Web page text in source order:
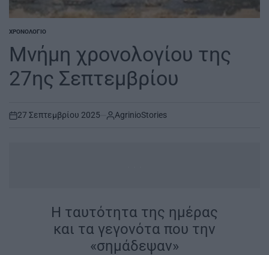
POSTED
ΧΡΟΝΟΛΌΓΙΟ
Μνήμη χρονολογίου της
27ης Σεπτεμβρίου
on
27 Σεπτεμβρίου 2025 AgrinioStories
Η ταυτότητα της ημέρας
και τα γεγονότα που την
«σημάδεψαν»